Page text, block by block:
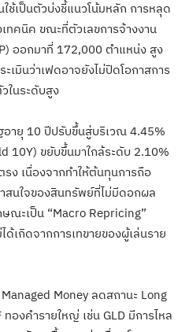
ช้เป็นตัวบ่งชี้แนวโน้มหลัก การหลุด
ทคนิค ขณะที่ตัวเลขการจ้างงาน
ออกมาที่ 172,000 ตำแหน่ง สูง
เมินว่าเฟดอาจยังไม่ปิดโอกาสการ
ในระดับสูง
ายุ 10 ปีปรับขึ้นสู่บริเวณ 4.45%
10Y) ขยับขึ้นมาใกล้ระดับ 2.10%
ง เนื่องจากทำให้ต้นทุนการถือ
สนใจของสินทรัพย์ที่ไม่มีดอกผล
ณะเป็น “Macro Repricing”
ด้เกิดจากการเทขายของผู้เล่นราย
Money ลดสถานะ Long
องคำรายใหญ่ เช่น GLD มีการไหล